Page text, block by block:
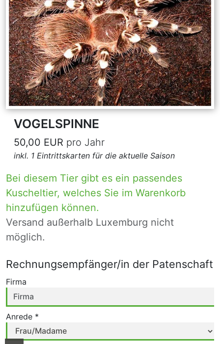
VOGELSPINNE
50,00 EUR pro Jahr
inkl. 1 Eintrittskarten für die aktuelle Saison
Bei diesem Tier gibt es ein passendes
Kuscheltier, welches Sie im Warenkorb
hinzufügen können.
Versand außerhalb Luxemburg nicht
möglich.
Rechnungsempfänger/in der Patenschaft
Firma
Anrede *